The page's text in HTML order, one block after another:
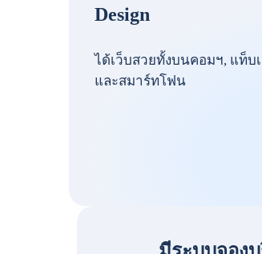
Design
ได้เว็บสวยทั้งบนคอมฯ, แท็บ
และสมาร์ทโฟน